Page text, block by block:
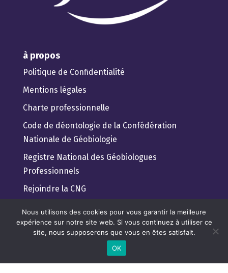
à propos
Politique de Confidentialité
Mentions légales
Charte professionnelle
Code de déontologie de la Confédération
Nationale de Géobiologie
Registre National des Géobiologues
Professionnels
Rejoindre la CNG
Trouver un géobiologue Professionnel
Lexique de géobiologie pour tous
Nous utilisons des cookies pour vous garantir la meilleure
expérience sur notre site web. Si vous continuez à utiliser ce
site, nous supposerons que vous en êtes satisfait.
OK